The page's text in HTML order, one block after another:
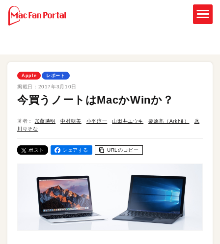
Apple レポート
掲載日： 2017年3月10日
今買うノートはMacかWinか？
著者： 加藤勝明 中村朝美 小平淳一 山田井ユウキ 栗原亮（Arkhē）
氷
川りそな
ポスト シェアする URLのコピー